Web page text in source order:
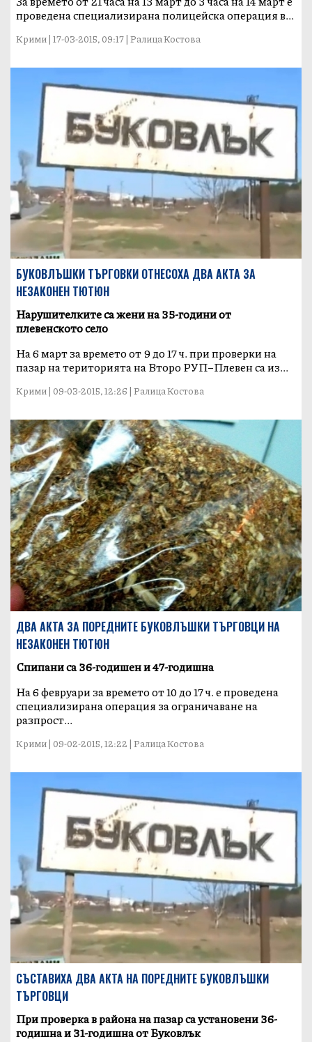
проведена специализирана полицейска операция в...
Крими | 17-03-2015, 09:17 | Ралица Костова
БУКОВЛЪШКИ ТЪРГОВКИ ОТНЕСОХА ДВА АКТА ЗА
НЕЗАКОНЕН ТЮТЮН
Нарушителките са жени на 35-години от
плевенското село
На 6 март за времето от 9 до 17 ч. при проверки на
пазар на територията на Второ РУП–Плевен са из...
Крими | 09-03-2015, 12:26 | Ралица Костова
ДВА АКТА ЗА ПОРЕДНИТЕ БУКОВЛЪШКИ ТЪРГОВЦИ НА
НЕЗАКОНЕН ТЮТЮН
Спипани са 36-годишен и 47-годишна
На 6 февруари за времето от 10 до 17 ч. е проведена
специализирана операция за ограничаване на
разпрост...
Крими | 09-02-2015, 12:22 | Ралица Костова
СЪСТАВИХА ДВА АКТА НА ПОРЕДНИТЕ БУКОВЛЪШКИ
ТЪРГОВЦИ
При проверка в района на пазар са установени 36-
годишна и 31-годишна от Буковлък